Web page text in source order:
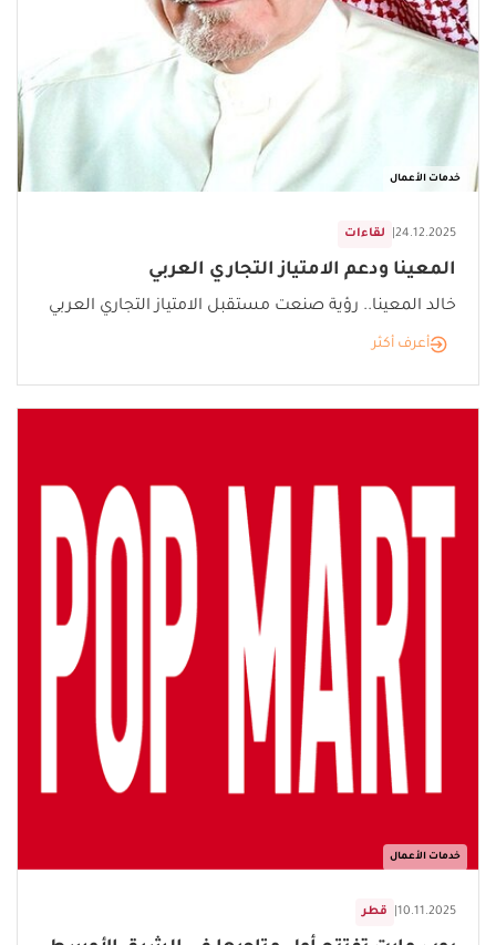
خدمات الأعمال
لقاءات 24.12.2025
المعينا ودعم الامتياز التجاري العربي
خالد المعينا.. رؤية صنعت مستقبل الامتياز التجاري العربي
أعرف أكثر
خدمات الأعمال
قطر 10.11.2025